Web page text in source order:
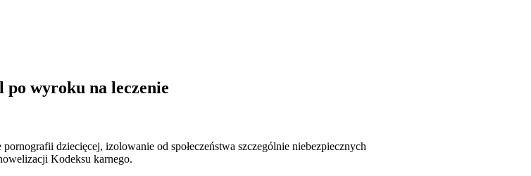
po wyroku na leczenie
dziecięcej, izolowanie od społeczeństwa szczególnie niebezpiecznych
Kodeksu karnego.